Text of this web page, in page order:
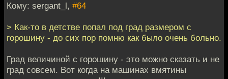
Кому: sergant_l, #64
> Как-то в детстве попал под град размером с
горошину - до сих пор помню как было очень больно.
Град величиной с горошину - это можно сказать и не
град совсем. Вот когда на машинах вмятины